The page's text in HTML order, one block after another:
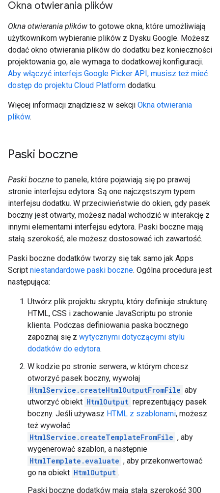
Okna otwierania plików
Okna otwierania plików to gotowe okna, które umożliwiają
użytkownikom wybieranie plików z Dysku Google. Możesz
dodać okno otwierania plików do dodatku bez konieczności
projektowania go, ale wymaga to dodatkowej konfiguracji.
Aby włączyć interfejs Google Picker API, musisz też mieć
dostęp do projektu Cloud Platform dodatku.
Więcej informacji znajdziesz w sekcji Okna otwierania
plików.
Paski boczne
Paski boczne to panele, które pojawiają się po prawej
stronie interfejsu edytora. Są one najczęstszym typem
interfejsu dodatku. W przeciwieństwie do okien, gdy pasek
boczny jest otwarty, możesz nadal wchodzić w interakcję z
innymi elementami interfejsu edytora. Paski boczne mają
stałą szerokość, ale możesz dostosować ich zawartość.
Paski boczne dodatków tworzy się tak samo jak Apps
Script niestandardowe paski boczne. Ogólna procedura jest
następująca:
Utwórz plik projektu skryptu, który definiuje strukturę
HTML, CSS i zachowanie JavaScriptu po stronie
klienta. Podczas definiowania paska bocznego
zapoznaj się z wytycznymi dotyczącymi stylu
dodatków do edytora.
W kodzie po stronie serwera, w którym chcesz
otworzyć pasek boczny, wywołaj
HtmlService.createHtmlOutputFromFile aby
utworzyć obiekt HtmlOutput reprezentujący pasek
boczny. Jeśli używasz HTML z szablonami, możesz
też wywołać
HtmlService.createTemplateFromFile , aby
wygenerować szablon, a następnie
HtmlTemplate.evaluate , aby przekonwertować
go na obiekt HtmlOutput .
Paski boczne dodatków mają stałą szerokość 300